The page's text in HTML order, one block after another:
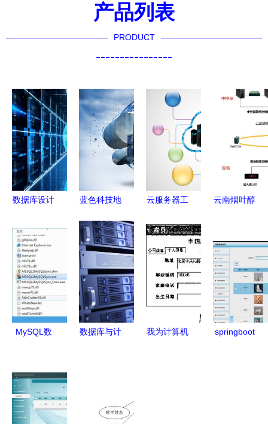
产品列表
PRODUCT
----------------
数据库设计
库及计算机
网络服务的
深度融合路
径
蓝色科技地
缝连接的数
据库及计算
机网络服务
体系
云服务器工
背景与关键
技能 数据
库与计算机
网络服务
云南烟叶醇
规划建设
数据库及计
算机网络服
务的关键支
撑
MySQL数
v2.2.1绿色
版高效指南
数据库与计
效与安全的
数据基础设
我为计算机
springboot